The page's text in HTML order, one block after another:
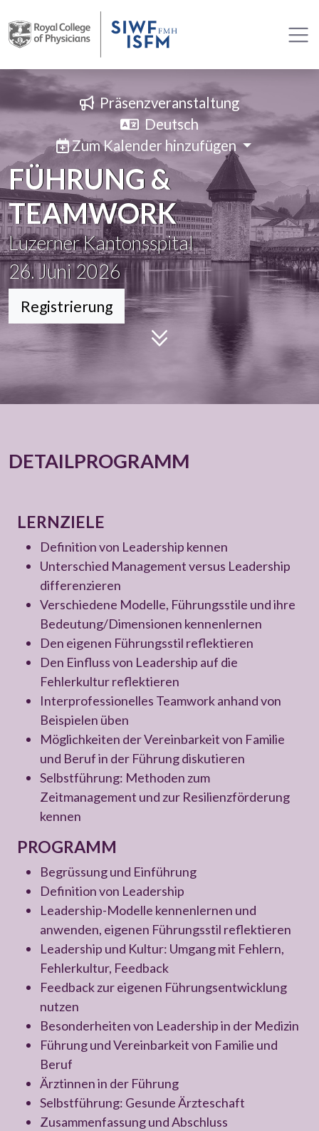
Präsenzveranstaltung
Deutsch
Zum Kalender hinzufügen
FÜHRUNG &
TEAMWORK
Luzerner Kantonsspital
26. Juni 2026
Registrierung
DETAILPROGRAMM
LERNZIELE
Definition von Leadership kennen
Unterschied Management versus Leadership
differenzieren
Verschiedene Modelle, Führungsstile und ihre
Bedeutung/Dimensionen kennenlernen
Den eigenen Führungsstil reflektieren
Den Einfluss von Leadership auf die
Fehlerkultur reflektieren
Interprofessionelles Teamwork anhand von
Beispielen üben
Möglichkeiten der Vereinbarkeit von Familie
und Beruf in der Führung diskutieren
Selbstführung: Methoden zum
Zeitmanagement und zur Resilienzförderung
kennen
PROGRAMM
Begrüssung und Einführung
Definition von Leadership
Leadership-Modelle kennenlernen und
anwenden, eigenen Führungsstil reflektieren
Leadership und Kultur: Umgang mit Fehlern,
Fehlerkultur, Feedback
Feedback zur eigenen Führungsentwicklung
nutzen
Besonderheiten von Leadership in der Medizin
Führung und Vereinbarkeit von Familie und
Beruf
Ärztinnen in der Führung
Selbstführung: Gesunde Ärzteschaft
Zusammenfassung und Abschluss